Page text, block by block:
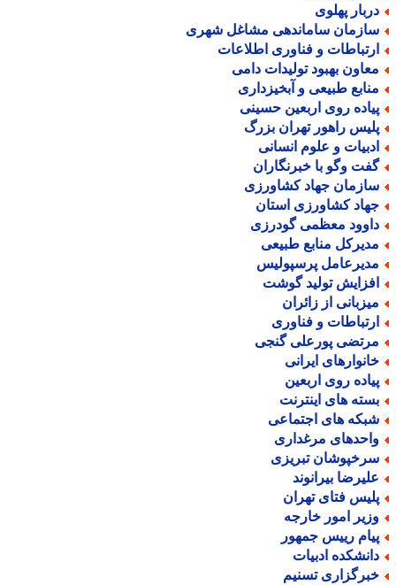
پهلوی
ساماندهی مشاغل شهری
و فناوری اطلاعات
بهبود تولیدات دامی
طبیعی و آبخیزداری
روی اربعین حسینی
راهور تهران بزرگ
و علوم انسانی
وگو با خبرنگاران
جهاد کشاورزی
کشاورزی استان
معظمی گودرزی
منابع طبیعی
پرسپولیس
تولید گوشت
از زائران
و فناوری
پورعلی گنجی
ایرانی
روی اربعین
های اینترنت
های اجتماعی
مرغداری
تبریزی
بیرانوند
فتای تهران
امور خارجه
رییس جمهور
ادبیات
تسنیم